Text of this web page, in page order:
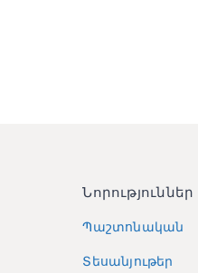
Նորություններ
Պաշտոնական
Տեսանյութեր